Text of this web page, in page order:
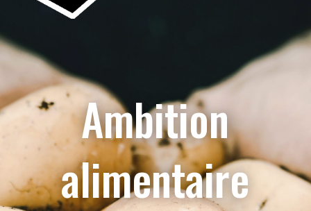
Ambition
alimentaire